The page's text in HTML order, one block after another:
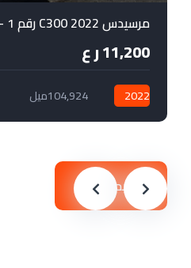
11,200 ر ع
2022 104,924ميل
ابدأ بحثًا جديدًا